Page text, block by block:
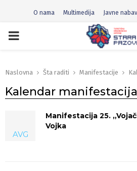
O nama Multimedija Javne
PRIMARY
Naslovna Šta raditi Manifestacije
Kalendar manifestacija
AVG
Manifestacija 25.
Vojka